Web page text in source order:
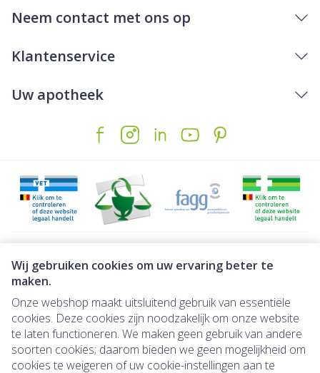
Wij gebruiken cookies om uw ervaring beter te
maken.
Onze webshop maakt uitsluitend gebruik van essentiële
cookies. Deze cookies zijn noodzakelijk om onze website
te laten functioneren. We maken geen gebruik van andere
soorten cookies; daarom bieden we geen mogelijkheid om
cookies te weigeren of uw cookie-instellingen aan te
Neem contact met ons op
Klantenservice
Uw apotheek
Juridische links